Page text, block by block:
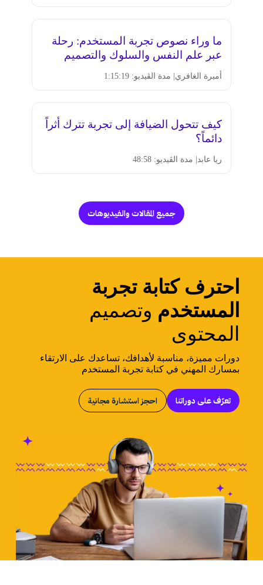
ما وراء نصوص تجربة المستخدم: رحلة
عبر علم النفس والسلوك والتصميم
أميرة الغافري | مدة الڤيديو: 1:15:19
كيف تتحول الضيافة إلى تجربة تترك أثراً
دائماً؟
ريا عابد | مدة الڤيديو: 48:58
جميع المقالات والفيديوهات
احترف كتابة تجربة
المستخدم وتصميم
المحتوى
دورات مميزة، مناسبة لأهدافك، تساعدك على الارتقاء
بمسارك المهني في كتابة تجربة المستخدم
تعرّف على دوراتنا احجز استشارة مجانية